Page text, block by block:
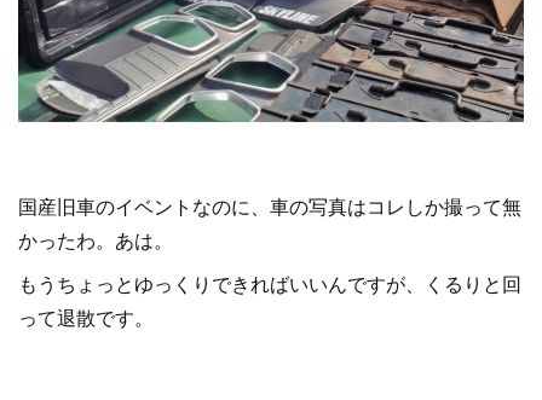
国産旧車のイベントなのに、車の写真はコレしか撮って無
かったわ。あは。
もうちょっとゆっくりできればいいんですが、くるりと回
って退散です。